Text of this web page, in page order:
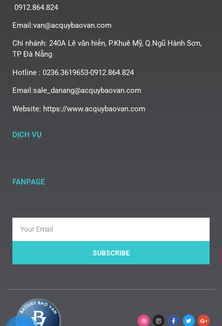
0912.864.824
Email:van@acquybaovan.com
Chi nhánh: 240A Lê văn hiến, P.Khuê Mỹ, Q.Ngũ Hành Sơn,
TP Đà Nẵng
Hotline : 0236.3619653-0912.864.824
Email:sale_danang@acquybaovan.com
Website: https://www.acquybaovan.com
DỊCH VỤ
FANPAGE
SUBSCRIBE